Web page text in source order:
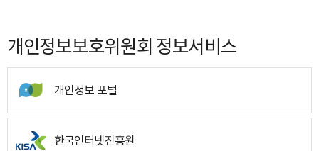
개인정보보호위원회 정보서비스
개인정보 포털
한국인터넷진흥원